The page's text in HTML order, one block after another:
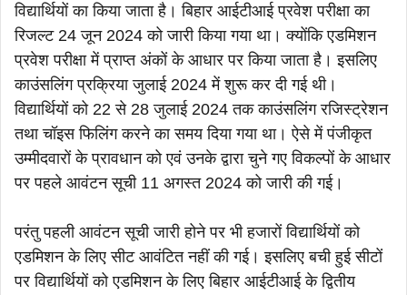
विद्यार्थियों का किया जाता है। बिहार आईटीआई प्रवेश परीक्षा का
रिजल्ट 24 जून 2024 को जारी किया गया था। क्योंकि एडमिशन
प्रवेश परीक्षा में प्राप्त अंकों के आधार पर किया जाता है। इसलिए
काउंसलिंग प्रक्रिया जुलाई 2024 में शुरू कर दी गई थी।
विद्यार्थियों को 22 से 28 जुलाई 2024 तक काउंसलिंग रजिस्ट्रेशन
तथा चॉइस फिलिंग करने का समय दिया गया था। ऐसे में पंजीकृत
उम्मीदवारों के प्रावधान को एवं उनके द्वारा चुने गए विकल्पों के आधार
पर पहले आवंटन सूची 11 अगस्त 2024 को जारी की गई।
परंतु पहली आवंटन सूची जारी होने पर भी हजारों विद्यार्थियों को
एडमिशन के लिए सीट आवंटित नहीं की गई। इसलिए बची हुई सीटों
पर विद्यार्थियों को एडमिशन के लिए बिहार आईटीआई के द्वितीय